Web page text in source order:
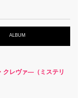
ALBUM
クレヴァ―（ミステリ